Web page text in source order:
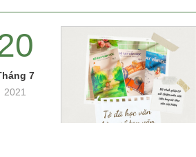
7
2021